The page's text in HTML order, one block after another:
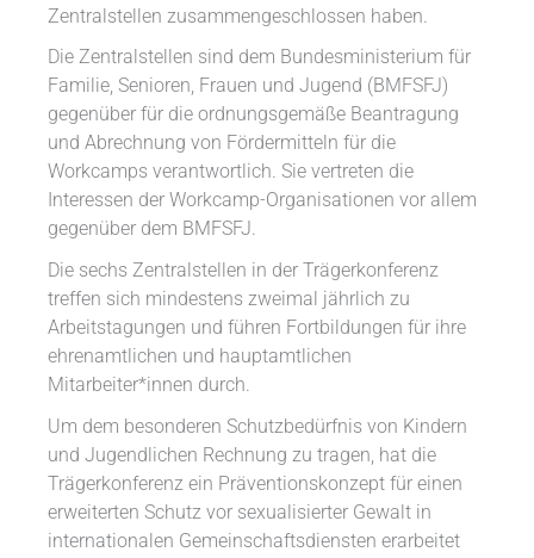
Zentralstellen zusammengeschlossen haben.
Die Zentralstellen sind dem Bundesministerium für
Familie, Senioren, Frauen und Jugend (BMFSFJ)
gegenüber für die ordnungsgemäße Beantragung
und Abrechnung von Fördermitteln für die
Workcamps verantwortlich. Sie vertreten die
Interessen der Workcamp-Organisationen vor allem
gegenüber dem BMFSFJ.
Die sechs Zentralstellen in der Trägerkonferenz
treffen sich mindestens zweimal jährlich zu
Arbeitstagungen und führen Fortbildungen für ihre
ehrenamtlichen und hauptamtlichen
Mitarbeiter*innen durch.
Um dem besonderen Schutzbedürfnis von Kindern
und Jugendlichen Rechnung zu tragen, hat die
Trägerkonferenz ein Präventionskonzept für einen
erweiterten Schutz vor sexualisierter Gewalt in
internationalen Gemeinschaftsdiensten erarbeitet